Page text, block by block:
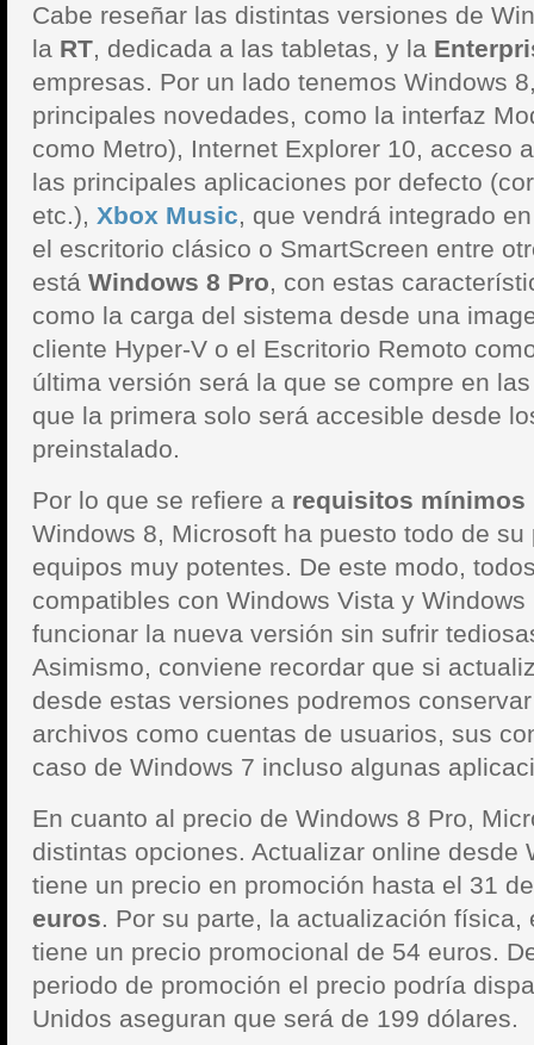
Cabe reseñar las distintas versiones de
la RT, dedicada a las tabletas, y la
empresas. Por un lado tenemos Windows
principales novedades, como la interfaz
como Metro), Internet Explorer 10, acceso
las principales aplicaciones por defecto
etc.), Xbox Music, que vendrá integrado
el escritorio clásico o SmartScreen entre
está Windows 8 Pro, con estas
como la carga del sistema desde una
cliente Hyper-V o el Escritorio Remoto
última versión será la que se compre en
que la primera solo será accesible desde
preinstalado.
Por lo que se refiere a requisitos mínimos
Windows 8, Microsoft ha puesto todo de
equipos muy potentes. De este modo,
compatibles con Windows Vista y
funcionar la nueva versión sin sufrir
Asimismo, conviene recordar que si
desde estas versiones podremos
archivos como cuentas de usuarios, sus
caso de Windows 7 incluso algunas
En cuanto al precio de Windows 8 Pro,
distintas opciones. Actualizar online desde
tiene un precio en promoción hasta el 31
euros. Por su parte, la actualización física,
tiene un precio promocional de 54 euros.
periodo de promoción el precio podría
Unidos aseguran que será de 199 dólares.